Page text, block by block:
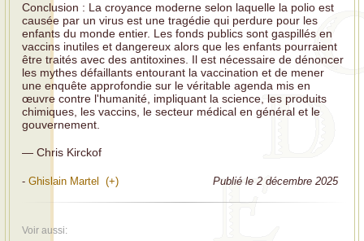
Conclusion : La croyance moderne selon laquelle la polio est
causée par un virus est une tragédie qui perdure pour les
enfants du monde entier. Les fonds publics sont gaspillés en
vaccins inutiles et dangereux alors que les enfants pourraient
être traités avec des antitoxines. Il est nécessaire de dénoncer
les mythes défaillants entourant la vaccination et de mener
une enquête approfondie sur le véritable agenda mis en
œuvre contre l'humanité, impliquant la science, les produits
chimiques, les vaccins, le secteur médical en général et le
gouvernement.
— Chris Kirckof
- Ghislain Martel (+) Publié le 2 décembre 2025
Voir aussi: